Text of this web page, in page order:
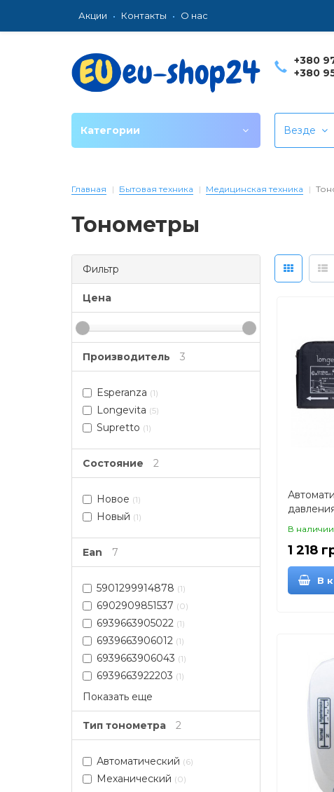
Акции Контакты О нас
+380
+380
Везде
Категории
Главная Бытовая техника Медицинская техника
Тонометры
Фильтр
Цена
Производитель 3
Esperanza (1)
Longevita (5)
Supretto (1)
Состояние 2
Новое (1)
Новый (1)
Ean 7
5901299914878 (1)
6902909851537 (0)
6939663905022 (1)
6939663906012 (1)
6939663906043 (1)
6939663922203 (1)
Показать еще
Тип тонометра 2
Автоматический (6)
Механический (0)
В наличии
1 218
В